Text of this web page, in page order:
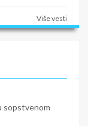
Više vesti
sopstvenom